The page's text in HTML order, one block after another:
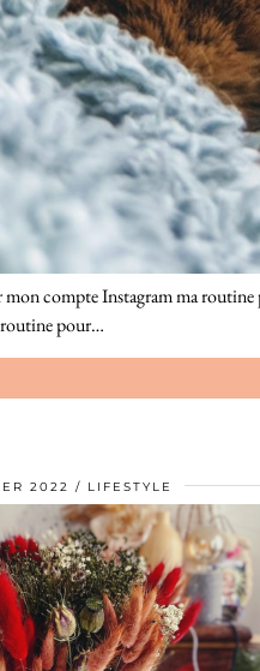
mon compte Instagram ma
routine pour…
2022 LIFESTYLE